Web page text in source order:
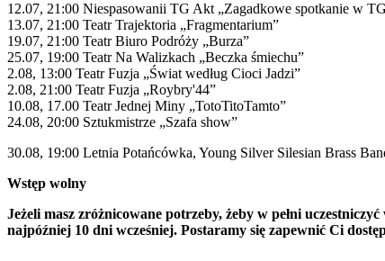
12.07, 21:00 Niespasowanii TG Akt „Zagadkowe spotkanie w
13.07, 21:00 Teatr Trajektoria „Fragmentarium”
19.07, 21:00 Teatr Biuro Podróży „Burza”
25.07, 19:00 Teatr Na Walizkach „Beczka śmiechu”
2.08, 13:00 Teatr Fuzja „Świat według Cioci Jadzi”
2.08, 21:00 Teatr Fuzja „Roybry'44”
10.08, 17.00 Teatr Jednej Miny „TotoTitoTamto”
24.08, 20:00 Sztukmistrze „Szafa show”
30.08, 19:00 Letnia Potańcówka, Young Silver Silesian Brass
Wstęp wolny
Jeżeli masz zróżnicowane potrzeby, żeby w pełni
najpóźniej 10 dni wcześniej. Postaramy się zapewnić Ci